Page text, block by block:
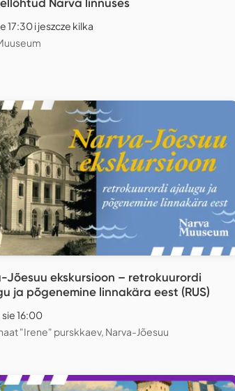
Narva linnuses
17:30 i jeszcze kilka
Jõesuu ekskursioon – retrokuurordi
ja põgenemine linnakära eest (RUS)
sie 16:00
"Irene" purskkaev, Narva-Jõesuu